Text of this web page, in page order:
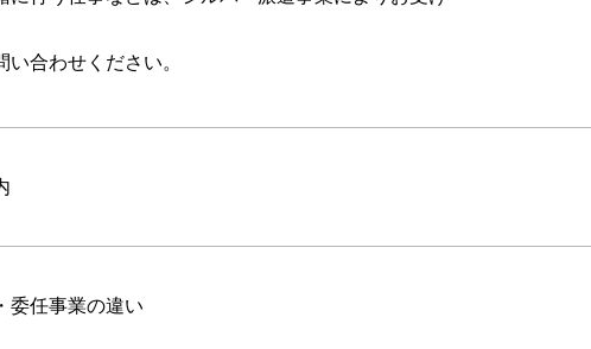
合わせください。
委任事業の違い